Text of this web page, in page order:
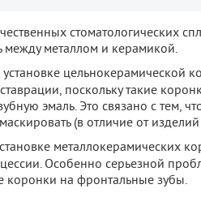
стоматологических
между металлом и керамикой.
цельнокерамической
поскольку такие
эмаль. Это связано с тем,
(в отличие от
металлокерамических
Особенно серьезной
коронки на фронтальные зубы.